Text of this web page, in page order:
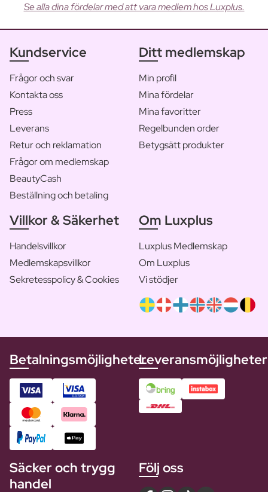
Se alla dina fördelar med att vara medlem hos Luxplus.
Kundservice
Frågor och svar
Kontakta oss
Press
Leverans
Retur och reklamation
Frågor om medlemskap
BeautyCash
Beställning och betaling
Ditt medlemskap
Min profil
Mina fördelar
Mina favoritter
Regelbunden order
Betygsätt produkter
Villkor & Säkerhet
Handelsvillkor
Medlemskapsvillkor
Sekretesspolicy & Cookies
Om Luxplus
Luxplus Medlemskap
Om Luxplus
Vi stödjer
BetalningsmöjligheterLeveransmöjligheter
Säcker och trygg
handel
Följ oss